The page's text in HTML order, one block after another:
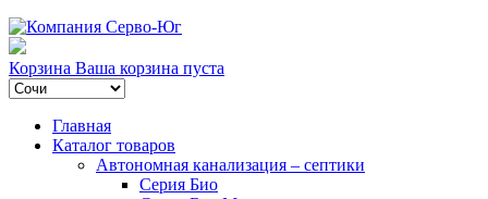
Корзина Ваша корзина пуста
Главная
Каталог товаров
Автономная канализация – септики
Серия Био